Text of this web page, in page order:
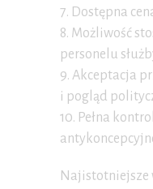
7. Dostępna
8. Możliwość
personelu
9. Akceptacja
i pogląd
10. Pełna
Najistotniejsze